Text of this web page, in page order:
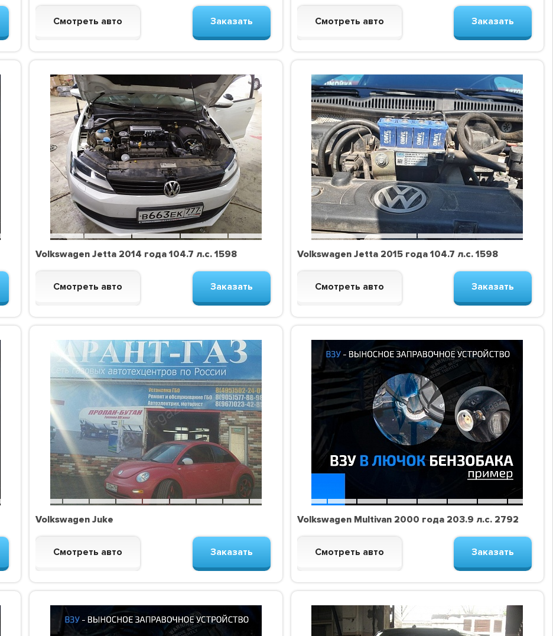
Смотреть авто Заказать Смотреть авто Заказать
Volkswagen Jetta 2014 года 104.7 л.с. 1598
Смотреть авто Заказать
Volkswagen Jetta 2015 года 104.7 л.с. 1598
Смотреть авто Заказать
Volkswagen Juke
Смотреть авто Заказать
Volkswagen Multivan 2000 года 203.9 л.с. 2792
Смотреть авто Заказать